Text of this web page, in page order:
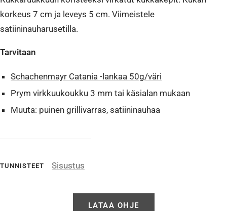
TUNNISTEET Sisustus
korkeus 7 cm ja leveys 5 cm. Viimeistele
satiininauharusetilla.
Tarvitaan
Schachenmayr Catania -lankaa 50g/väri
Prym virkkuukoukku 3 mm tai käsialan mukaan
Muuta: puinen grillivarras, satiininauhaa
LATAA OHJE